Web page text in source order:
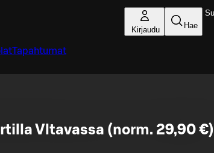
Kirjaudu Hae
Tapahtumat
Vltavassa (norm. 29,90 €)